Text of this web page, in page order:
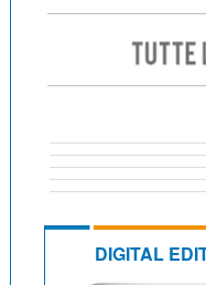
DIGITAL